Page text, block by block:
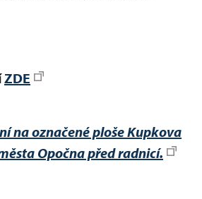
ZDE
na označené ploše Kupkova
Opočna před radnicí.